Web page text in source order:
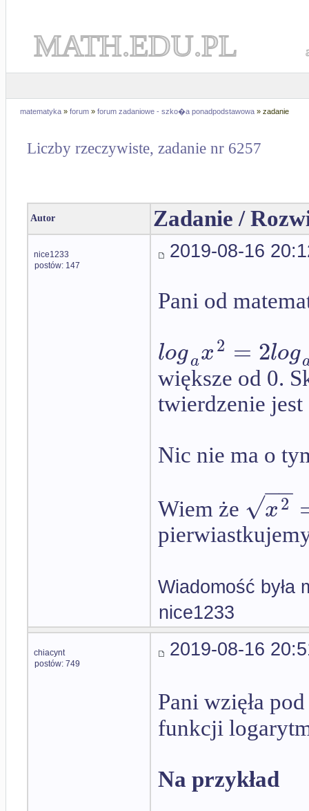
MATH.EDU.PL
matematyka » forum » forum zadaniowe - szko�a ponadpodstawowa » zadanie
Liczby rzeczywiste, zadanie nr 6257
Autor Zadanie /
nice1233
postów: 147
2019-08-16
Pani od
logax2 = 2log
większe od 0.
twierdzenie jest
Nic nie ma o
Wiem że x2
−−
√
Wiadomość była
nice1233
chiacynt
postów: 749
2019-08-16
Pani wzięła
funkcji
Na przykład